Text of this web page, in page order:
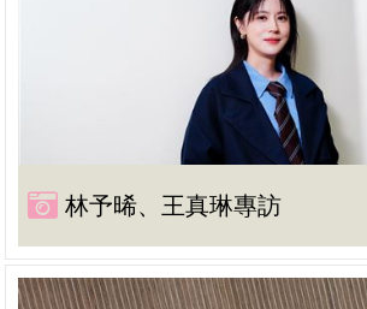
林予晞、王真琳專訪